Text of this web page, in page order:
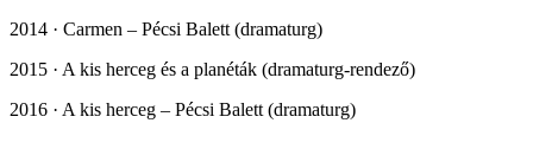
2014 · Carmen – Pécsi Balett (dramaturg)
2015 · A kis herceg és a planéták (dramaturg-rendező)
2016 · A kis herceg – Pécsi Balett (dramaturg)